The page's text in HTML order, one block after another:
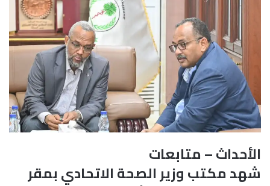
الأحداث – متابعات
شهد مكتب وزير الصحة الاتحادي بمقر